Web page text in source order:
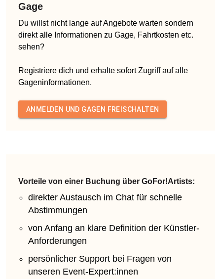
Gage
Du willst nicht lange auf Angebote warten sondern
direkt alle Informationen zu Gage, Fahrtkosten etc.
sehen?
Registriere dich und erhalte sofort Zugriff auf alle
Gageninformationen.
ANMELDEN UND GAGEN FREISCHALTEN
Vorteile von einer Buchung über GoFor!Artists:
direkter Austausch im Chat für schnelle
Abstimmungen
von Anfang an klare Definition der Künstler-
Anforderungen
persönlicher Support bei Fragen von
unseren Event-Expert:innen